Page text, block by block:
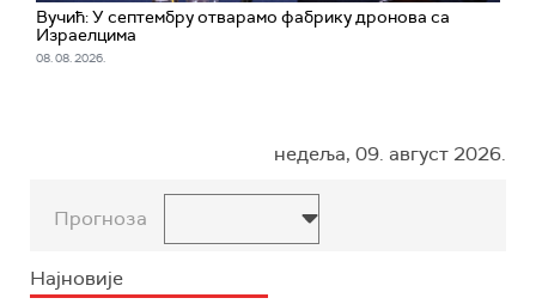
Вучић: У септембру отварамо фабрику дронова са
Израелцима
08. 08. 2026.
недеља, 09. август 2026.
Прогноза
Најновије